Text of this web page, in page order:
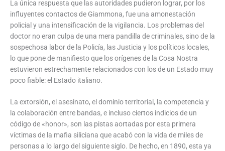
La única respuesta que las autoridades pudieron lograr, por los
influyentes contactos de Giammona, fue una amonestación
policial y una intensificación de la vigilancia. Los problemas del
doctor no eran culpa de una mera pandilla de criminales, sino de la
sospechosa labor de la Policía, las Justicia y los políticos locales,
lo que pone de manifiesto que los orígenes de la Cosa Nostra
estuvieron estrechamente relacionados con los de un Estado muy
poco fiable: el Estado italiano.
La extorsión, el asesinato, el dominio territorial, la competencia y
la colaboración entre bandas, e incluso ciertos indicios de un
código de «honor», son las pistas aortadas por esta primera
víctimas de la mafia siliciana que acabó con la vida de miles de
personas a lo largo del siguiente siglo. De hecho, en 1890, esta ya